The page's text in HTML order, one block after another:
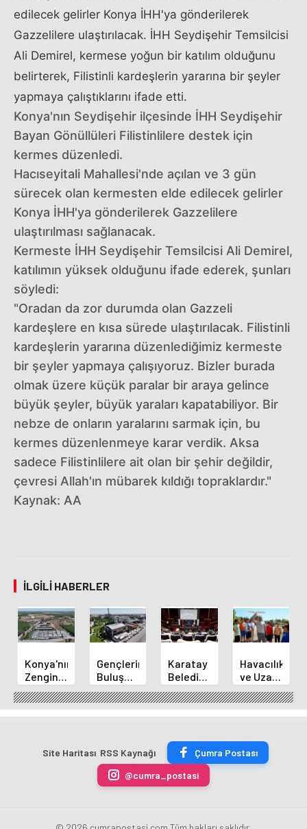
edilecek gelirler Konya İHH'ya gönderilerek
Gazzelilere ulaştırılacak. İHH Seydişehir Temsilcisi
Ali Demirel, kermese yoğun bir katılım olduğunu
belirterek, Filistinli kardeşlerin yararına bir şeyler
yapmaya çalıştıklarını ifade etti.
Konya'nın Seydişehir ilçesinde İHH Seydişehir
Bayan Gönüllüleri Filistinlilere destek için
kermes düzenledi.
Hacıseyitali Mahallesi'nde açılan ve 3 gün
sürecek olan kermesten elde edilecek gelirler
Konya İHH'ya gönderilerek Gazzelilere
ulaştırılması sağlanacak.
Kermeste İHH Seydişehir Temsilcisi Ali Demirel,
katılımın yüksek olduğunu ifade ederek, şunları
söyledi:
"Oradan da zor durumda olan Gazzeli
kardeşlere en kısa sürede ulaştırılacak. Filistinli
kardeşlerin yararına düzenlediğimiz kermeste
bir şeyler yapmaya çalışıyoruz. Bizler burada
olmak üzere küçük paralar bir araya gelince
büyük şeyler, büyük yaraları kapatabiliyor. Bir
nebze de onların yaralarını sarmak için, bu
kermes düzenlenmeye karar verdik. Aksa
sadece Filistinlilere ait olan bir şehir değildir,
çevresi Allah'ın mübarek kıldığı topraklardır."
Kaynak: AA
İLGILI HABERLER
Konya'nın
Zengin
Mutfağı
GastroFest'te
Tanıtılacak
Gençlerin
Buluşma
Noktası
Talha
Bayrakçı
Yükseliyor
Karatay
Belediye
Başkanı
Kılca
Yeni
Açıkladı
Havacılık
ve Uzay
Yaz
Kursu
Başladı
Site Haritası RSS Kaynağı
Çumra Postası
@cumra_postasi